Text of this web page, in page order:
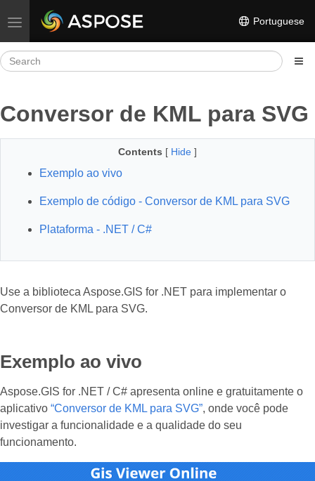
Toggle navigation Portuguese
Conversor de KML para SVG
Contents [ Hide ]
Exemplo ao vivo
Exemplo de código - Conversor de KML para SVG
Plataforma - .NET / C#
Use a biblioteca Aspose.GIS for .NET para implementar o
Conversor de KML para SVG.
Exemplo ao vivo
Aspose.GIS for .NET / C# apresenta online e gratuitamente o
aplicativo “Conversor de KML para SVG”, onde você pode
investigar a funcionalidade e a qualidade do seu
funcionamento.